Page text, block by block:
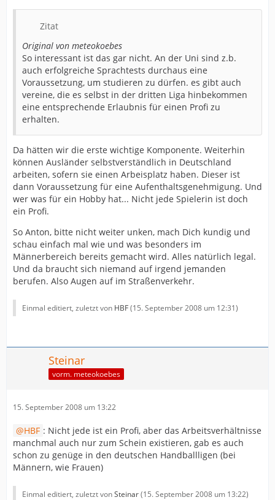
Zitat
Original von meteokoebes
So interessant ist das gar nicht. An der Uni sind z.b.
auch erfolgreiche Sprachtests durchaus eine
Voraussetzung, um studieren zu dürfen. es gibt auch
vereine, die es selbst in der dritten Liga hinbekommen
eine entsprechende Erlaubnis für einen Profi zu
erhalten.
Da hätten wir die erste wichtige Komponente. Weiterhin
können Ausländer selbstverständlich in Deutschland
arbeiten, sofern sie einen Arbeisplatz haben. Dieser ist
dann Voraussetzung für eine Aufenthaltsgenehmigung. Und
wer was für ein Hobby hat... Nicht jede Spielerin ist doch
ein Profi.
So Anton, bitte nicht weiter unken, mach Dich kundig und
schau einfach mal wie und was besonders im
Männerbereich bereits gemacht wird. Alles natürlich legal.
Und da braucht sich niemand auf irgend jemanden
berufen. Also Augen auf im Straßenverkehr.
Einmal editiert, zuletzt von HBF(15. September 2008 um 12:31)
Steinar
vorm. meteokoebes
15. September 2008 um 13:22
HBF : Nicht jede ist ein Profi, aber das Arbeitsverhältnisse
manchmal auch nur zum Schein existieren, gab es auch
schon zu genüge in den deutschen Handballligen (bei
Männern, wie Frauen)
Einmal editiert, zuletzt vonSteinar(15. September 2008 um 13:22)